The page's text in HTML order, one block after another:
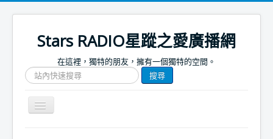
Stars RADIO星蹤之愛廣播網
在這裡，獨特的朋友，擁有一個獨特的空間。
搜
尋
網
文
搜尋
Toggle
Navigation